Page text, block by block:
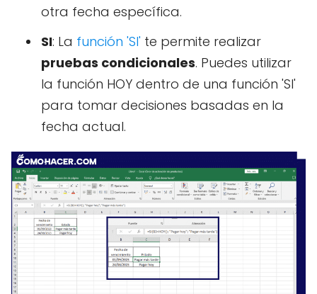
otra fecha específica.
SI: La función 'SI' te permite realizar
pruebas condicionales. Puedes utilizar
la función HOY dentro de una función 'SI'
para tomar decisiones basadas en la
fecha actual.